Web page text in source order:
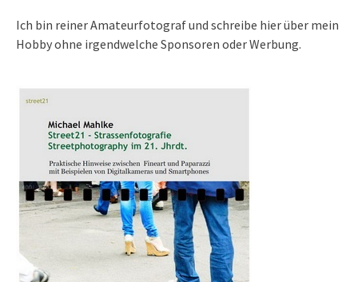
Ich bin reiner Amateurfotograf und schreibe hier über mein
Hobby ohne irgendwelche Sponsoren oder Werbung.